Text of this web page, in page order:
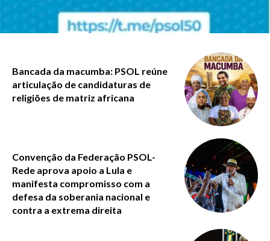
Bancada da macumba: PSOL reúne
articulação de candidaturas de
religiões de matriz africana
Convenção da Federação PSOL-
Rede aprova apoio a Lula e
manifesta compromisso com a
defesa da soberania nacional e
contra a extrema direita